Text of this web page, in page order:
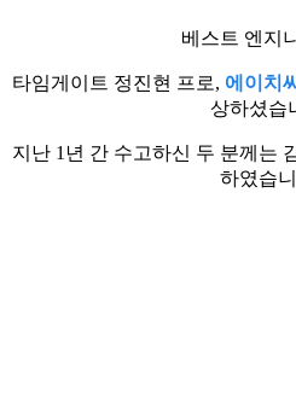
베스트 엔지
타임게이트 정진현 프로, 에이치
상하셨습
지난 1년 간 수고하신 두 분께는
하였습